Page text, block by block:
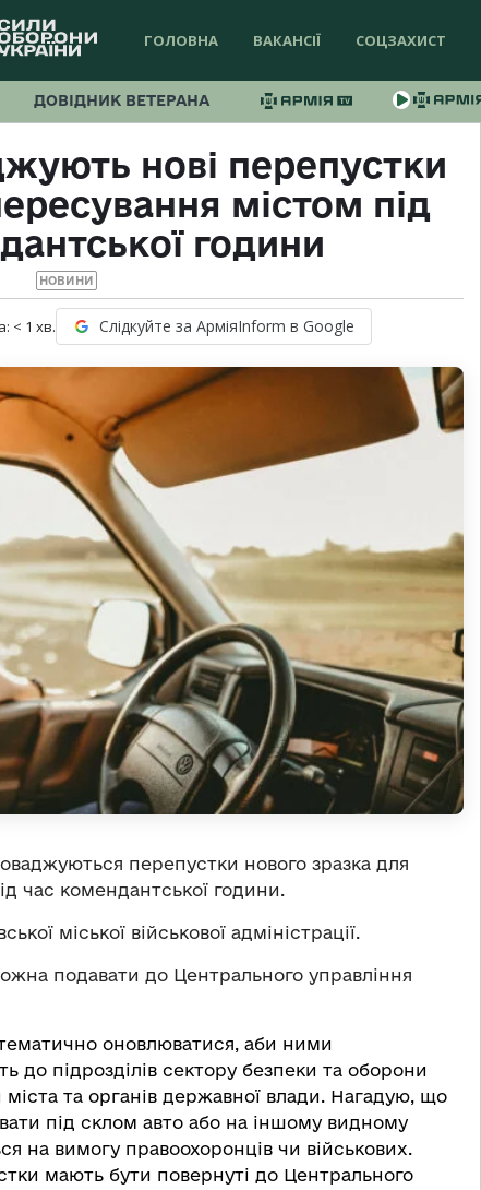
ГОЛОВНА ВАКАНСІЇ СОЦЗАХИСТ
ДОВІДНИК ВЕТЕРАНА
нові перепустки
містом під
години
НОВИНИ
< 1 хв. Слідкуйте за АрміяInform в Google
перепустки нового зразка для
час комендантської години.
міської військової адміністрації.
подавати до Центрального управління
оновлюватися, аби ними
до підрозділів сектору безпеки та оборони
та органів державної влади. Нагадую, що
під склом авто або на іншому видному
на вимогу правоохоронців чи військових.
мають бути повернуті до Центрального